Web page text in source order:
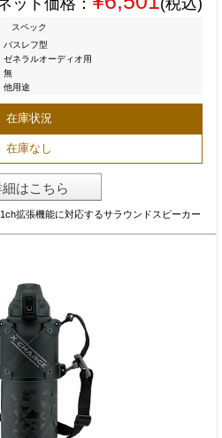
ット価格： (税込)
スペック
バスレフ型
ゼネラルオーディオ用
無
他用途
在庫状況
在庫なし
はこちら
拡張機能に対応するサラウンドスピーカー